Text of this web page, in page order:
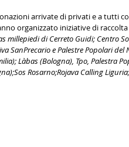
arrivate di privati e a tutti
organizzato iniziative di
millepiedi di Cerreto Guidi; Centro
SanPrecario e Palestre Popolari del
Làbas (Bologna), Tpo, Palestra
Rosarno;Rojava Calling